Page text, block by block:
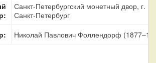
Санкт-Петербургский монетный двор, г.
Санкт-Петербург
Николай Павлович Фоллендорф